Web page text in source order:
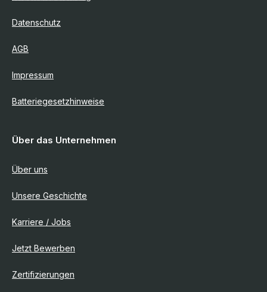
Datenschutz
AGB
Impressum
Batteriegesetzhinweise
Über das Unternehmen
Über uns
Unsere Geschichte
Karriere / Jobs
Jetzt Bewerben
Zertifizierungen